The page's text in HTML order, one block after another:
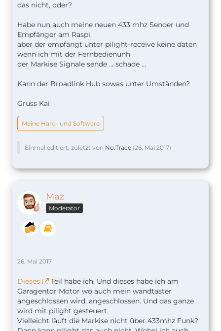
das nicht, oder?
Habe nun auch meine neuen 433 mhz Sender und
Empfänger am Raspi,
aber der empfängt unter pilight-receive keine daten
wenn ich mit der Fernbedienunh
der Markise Signale sende ... schade ...
Kann der Broadlink Hub sowas unter Umständen?
Gruss Kai
Meine Hard- und Software
Einmal editiert, zuletzt von No.Trace (26. Mai 2017)
Maz
Moderator
26. Mai 2017
Dieses
Teil habe ich. Und dieses habe ich am
Garagentor Motor wo auch mein wandtaster
angeschlossen wird, angeschlossen. Und das ganze
wird mit pilight gesteuert.
Vielleicht läuft die Markise nicht über 433mhz Funk?